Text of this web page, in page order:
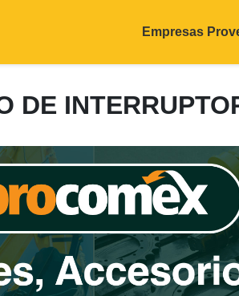
Empresas
DE